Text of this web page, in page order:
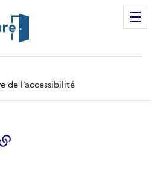
de l’accessibilité
Twitter)